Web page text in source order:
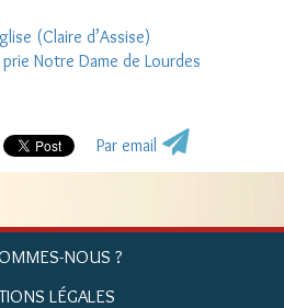
(Claire d’Assise)
Notre Dame de Lourdes
Par email
NOUS ?
LÉGALES